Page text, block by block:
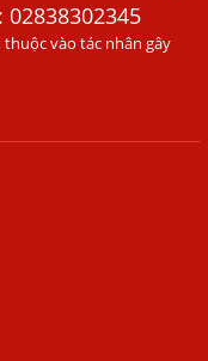
Điều Trị
ĐI KHÁM
sán
ĂN
DO THÓI QUEN
DA GÂY NGỨA
02838302345
vào tác nhân gây